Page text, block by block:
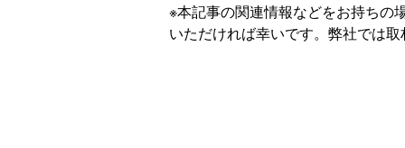
※本記事の関連情報などをお持ちの
いただければ幸いです。弊社では